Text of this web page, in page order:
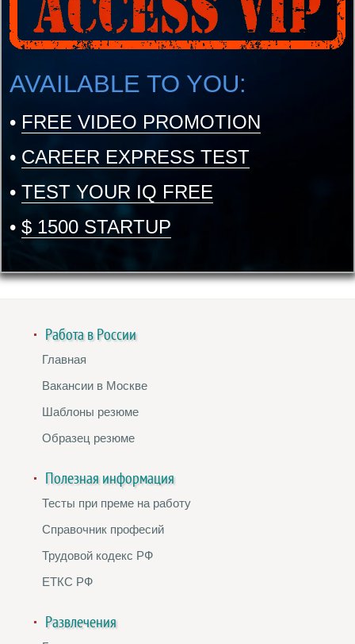
AVAILABLE TO YOU:
• FREE VIDEO PROMOTION
• CAREER EXPRESS TEST
• TEST YOUR IQ FREE
• $ 1500 STARTUP
Работа в России
Главная
Вакансии в Москве
Шаблоны резюме
Образец резюме
Полезная информация
Тесты при преме на работу
Справочник професий
Трудовой кодекс РФ
ЕТКС РФ
Развлечения